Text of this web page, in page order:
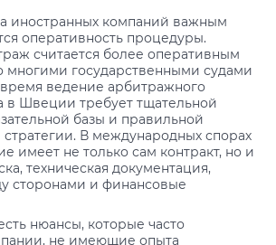
иностранных компаний важным
оперативность процедуры.
считается более оперативным
многими государственными судами
ведение арбитражного
в Швеции требует тщательной
базы и правильной
В международных спорах
имеет не только сам контракт, но и
техническая документация,
сторонами и финансовые
нюансы, которые часто
не имеющие опыта